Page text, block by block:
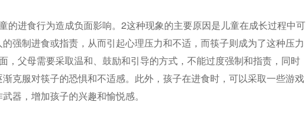
的进食行为造成负面影响。2这种现象的主要原因是儿童在成长过程中可
强制进食或指责，从而引起心理压力和不适，而筷子则成为了这种压力
，父母需要采取温和、鼓励和引导的方式，不能过度强制和指责，同时
克服对筷子的恐惧和不适感。此外，孩子在进食时，可以采取一些游戏
器，增加孩子的兴趣和愉悦感。